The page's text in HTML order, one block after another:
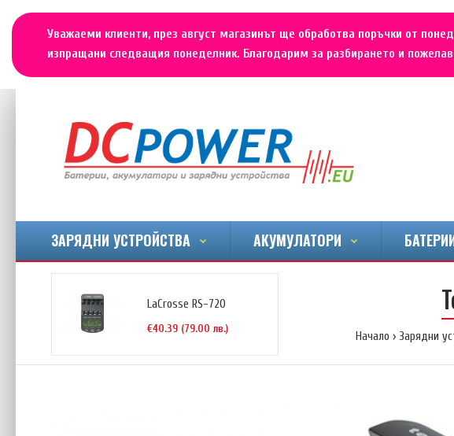
Уважаеми клиенти, през август магазинът ще обработва поръчки от
изпращани следващия понеделник. Благодарим за разбирането и
ЗАРЯДНИ УСТРОЙСТВА АКУМУЛАТОРИ
LaCrosse RS-720
€40.39 (79.00 лв.)
Начало Зарядни